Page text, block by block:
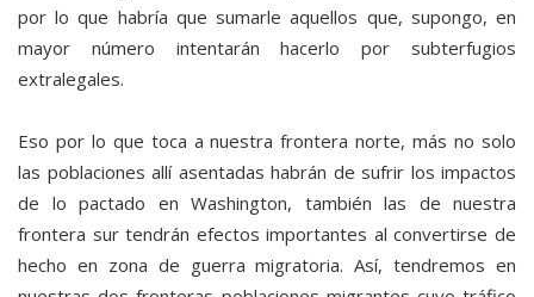
por lo que habría que sumarle aquellos que, supongo, en
mayor número intentarán hacerlo por subterfugios
extralegales.
Eso por lo que toca a nuestra frontera norte, más no solo
las poblaciones allí asentadas habrán de sufrir los impactos
de lo pactado en Washington, también las de nuestra
frontera sur tendrán efectos importantes al convertirse de
hecho en zona de guerra migratoria. Así, tendremos en